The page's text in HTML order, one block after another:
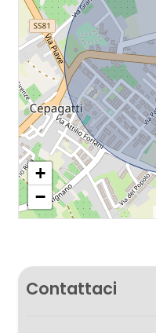
+
−
Contattaci